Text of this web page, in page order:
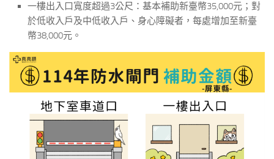
一樓出入口寬度超過3公尺：基本補助新臺幣35,000元；對
於低收入戶及中低收入戶、身心障礙者，每處增加至新臺
幣38,000元。